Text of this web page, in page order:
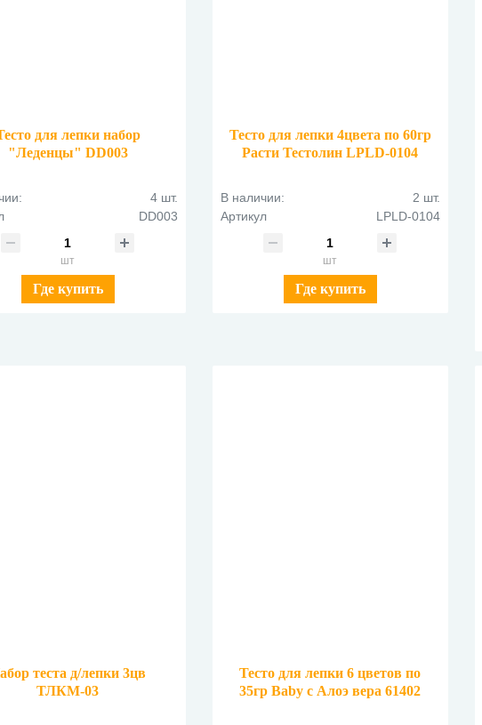
для лепки набор
"Леденцы" DD003
4 шт.
DD003
шт
Где купить
Тесто для лепки 4цвета по 60гр
Расти Тестолин LPLD-0104
В наличии:
2 шт.
Артикул
LPLD-0104
шт
Где купить
теста д/лепки 3цв
ТЛКМ-03
Тесто для лепки 6 цветов по
35гр Baby с Алоэ вера 61402